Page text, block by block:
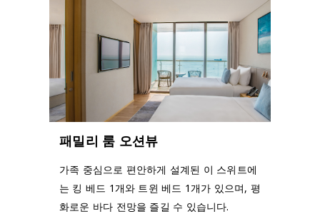
패밀리 룸 오션뷰
가족 중심으로 편안하게 설계된 이 스위트에
는 킹 베드 1개와 트윈 베드 1개가 있으며, 평
화로운 바다 전망을 즐길 수 있습니다.